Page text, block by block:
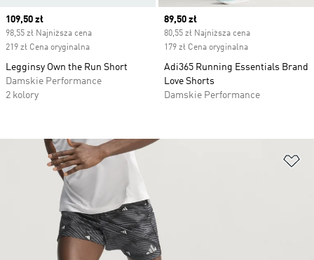
Current price
109,50 zł
98,55 zł Najniższa cena
219 zł Cena oryginalna
Legginsy Own the Run Short
Damskie Performance
2 kolory
Current price
89,50 zł
80,55 zł Najniższa cena
179 zł Cena oryginalna
Adi365 Running Essentials Brand
Love Shorts
Damskie Performance